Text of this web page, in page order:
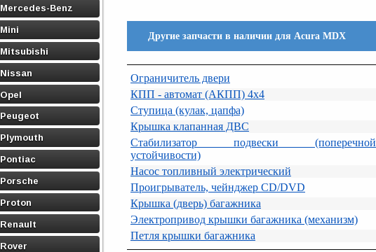
Mercedes-Benz
Mini
Mitsubishi
Nissan
Opel
Peugeot
Plymouth
Pontiac
Porsche
Proton
Renault
Rover
Другие запчасти в наличии для Acura MDX
Ограничитель двери
КПП - автомат (АКПП) 4х4
Ступица (кулак, цапфа)
Крышка клапанная ДВС
Стабилизатор подвески (поперечной
устойчивости)
Насос топливный электрический
Проигрыватель, чейнджер CD/DVD
Крышка (дверь) багажника
Электропривод крышки багажника (механизм)
Петля крышки багажника